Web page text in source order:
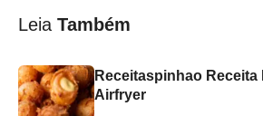
Leia Também
Receitaspinhao Receita
Airfryer